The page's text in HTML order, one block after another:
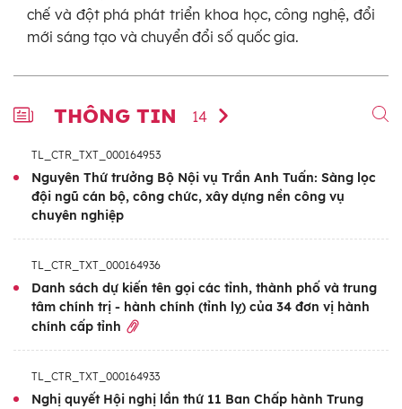
chế và đột phá phát triển khoa học, công nghệ, đổi
mới sáng tạo và chuyển đổi số quốc gia.
THÔNG TIN 14
TL_CTR_TXT_000164953
Nguyên Thứ trưởng Bộ Nội vụ Trần Anh Tuấn: Sàng lọc
đội ngũ cán bộ, công chức, xây dựng nền công vụ
chuyên nghiệp
TL_CTR_TXT_000164936
Danh sách dự kiến tên gọi các tỉnh, thành phố và trung
tâm chính trị - hành chính (tỉnh lỵ) của 34 đơn vị hành
chính cấp tỉnh
TL_CTR_TXT_000164933
Nghị quyết Hội nghị lần thứ 11 Ban Chấp hành Trung